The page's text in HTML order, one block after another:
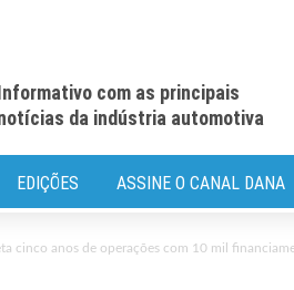
com as principais
da indústria automotiva
EDIÇÕES ASSINE O CANAL DANA
cinco anos de operações com 10 mil